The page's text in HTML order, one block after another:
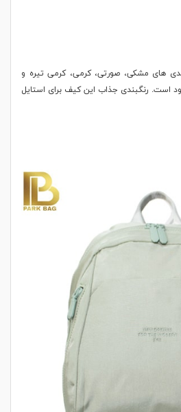
های مشکی، صورتی، کرمی، کرمی تیره و
است. رنگبندی جذاب این کیف برای استایل